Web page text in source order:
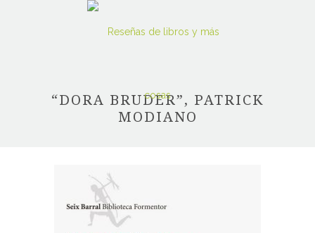
“DORA BRUDER”, PATRICK
MODIANO